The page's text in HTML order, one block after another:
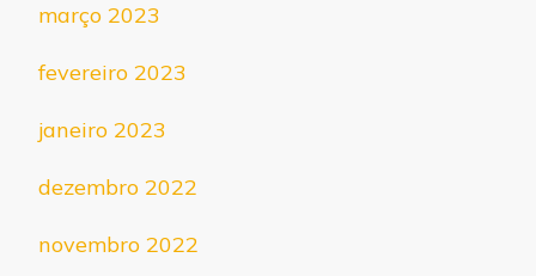
março 2023
fevereiro 2023
janeiro 2023
dezembro 2022
novembro 2022